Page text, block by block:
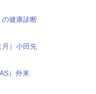
の健康診断
月）小田先
）外来